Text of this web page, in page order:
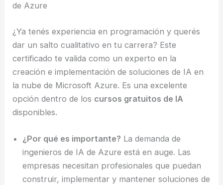
de Azure
¿Ya tenés experiencia en programación y querés
dar un salto cualitativo en tu carrera? Este
certificado te valida como un experto en la
creación e implementación de soluciones de IA en
la nube de Microsoft Azure. Es una excelente
opción dentro de los cursos gratuitos de IA
disponibles.
¿Por qué es importante? La demanda de
ingenieros de IA de Azure está en auge. Las
empresas necesitan profesionales que puedan
construir, implementar y mantener soluciones de